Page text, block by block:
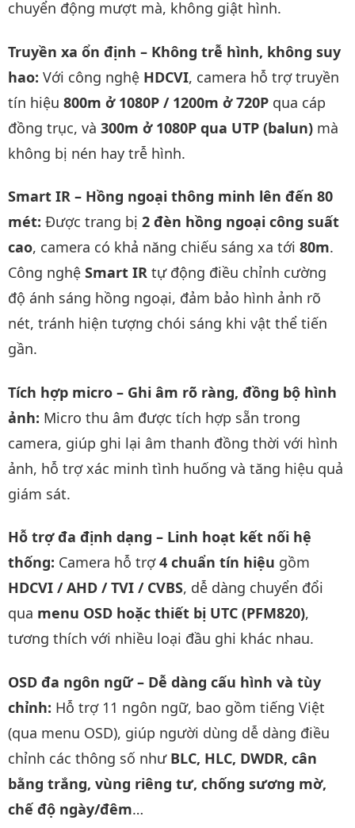
chuyển động mượt mà, không giật hình.
Truyền xa ổn định – Không trễ hình, không suy
hao: Với công nghệ HDCVI, camera hỗ trợ truyền
tín hiệu 800m ở 1080P / 1200m ở 720P qua cáp
đồng trục, và 300m ở 1080P qua UTP (balun) mà
không bị nén hay trễ hình.
Smart IR – Hồng ngoại thông minh lên đến 80
mét: Được trang bị 2 đèn hồng ngoại công suất
cao, camera có khả năng chiếu sáng xa tới 80m.
Công nghệ Smart IR tự động điều chỉnh cường
độ ánh sáng hồng ngoại, đảm bảo hình ảnh rõ
nét, tránh hiện tượng chói sáng khi vật thể tiến
gần.
Tích hợp micro – Ghi âm rõ ràng, đồng bộ hình
ảnh: Micro thu âm được tích hợp sẵn trong
camera, giúp ghi lại âm thanh đồng thời với hình
ảnh, hỗ trợ xác minh tình huống và tăng hiệu quả
giám sát.
Hỗ trợ đa định dạng – Linh hoạt kết nối hệ
thống: Camera hỗ trợ4 chuẩn tín hiệu gồm
HDCVI / AHD / TVI / CVBS, dễ dàng chuyển đổi
qua menu OSD hoặc thiết bị UTC (PFM820),
tương thích với nhiều loại đầu ghi khác nhau.
OSD đa ngôn ngữ – Dễ dàng cấu hình và tùy
chỉnh: Hỗ trợ 11 ngôn ngữ, bao gồm tiếng Việt
(qua menu OSD), giúp người dùng dễ dàng điều
chỉnh các thông số như BLC, HLC, DWDR, cân
bằng trắng, vùng riêng tư, chống sương mờ,
chế độ ngày/đêm…